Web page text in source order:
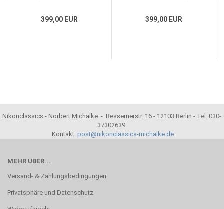
399,00 EUR 399,00 EUR
Nikonclassics - Norbert Michalke - Bessemerstr. 16 - 12103 Berlin - Tel. 030-
37302639
Kontakt: post@nikonclassics-michalke.de
MEHR ÜBER...
Versand- & Zahlungsbedingungen
Privatsphäre und Datenschutz